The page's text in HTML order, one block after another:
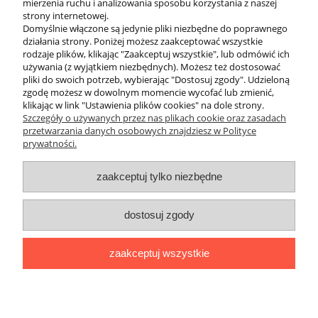
zaprojektowany tak, aby wytrzymać ciśnienie robocze do 300 bar i
ciśnienia niszczące znacznie przekraczające normy. Bez względu na
to, czy składasz zestaw sidemount i potrzebujesz krótkiego wężyka
15 cm, czy konfigurujesz klasyczny zestaw z manometrem na
długim wężu, produkty z Divepl.pl zagwarantują Ci szczelność i
pewność odczytu podczas każdego zanurzenia.
Zapraszamy do przejrzenia pełnej listy produktów i wyboru węża,
który najlepiej sprawdzi się w Twoim systemie nurkowym!
O nas
Obsługa klienta
Pomoc
mierzenia ruchu i analizowania sposobu korzystania z naszej
strony internetowej.
Domyślnie włączone są jedynie pliki niezbędne do poprawnego
działania strony. Poniżej możesz zaakceptować wszystkie
rodzaje plików, klikając "Zaakceptuj wszystkie", lub odmówić ich
używania (z wyjątkiem niezbędnych). Możesz też dostosować
pliki do swoich potrzeb, wybierając "Dostosuj zgody". Udzieloną
zgodę możesz w dowolnym momencie wycofać lub zmienić,
klikając w link "Ustawienia plików cookies" na dole strony.
Szczegóły o używanych przez nas plikach cookie oraz zasadach
przetwarzania danych osobowych znajdziesz w Polityce
prywatności.
zaakceptuj tylko niezbędne
dostosuj zgody
zaakceptuj wszystkie